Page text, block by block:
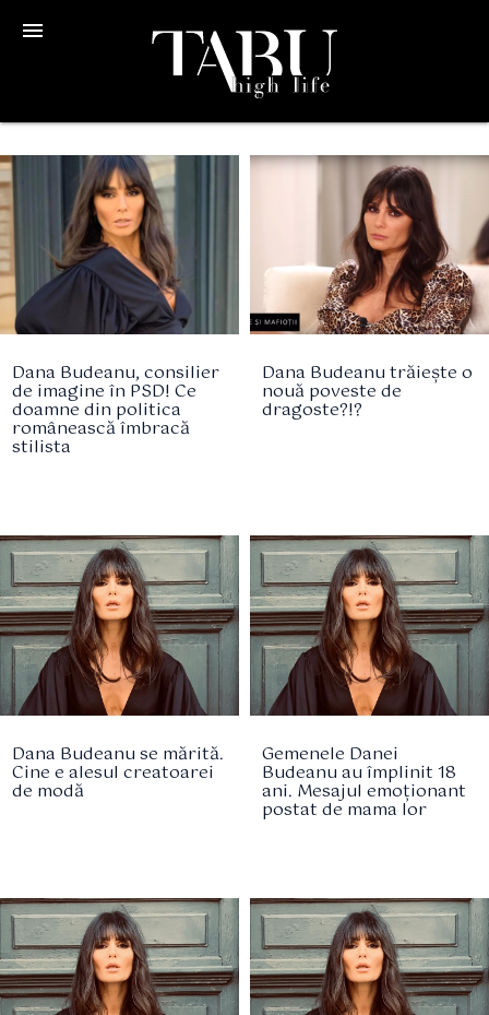
menu
Dana Budeanu, consilier
de imagine în PSD! Ce
doamne din politica
românească îmbracă
stilista
Dana Budeanu trăiește o
nouă poveste de
dragoste?!?
Dana Budeanu se mărită.
Cine e alesul creatoarei
de modă
Gemenele Danei
Budeanu au împlinit 18
ani. Mesajul emoționant
postat de mama lor